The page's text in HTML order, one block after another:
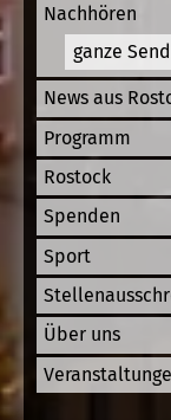
Nachhören
ganze
News aus
Programm
Rostock
Spenden
Sport
Über uns